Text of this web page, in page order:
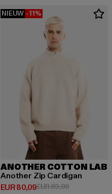
NIEUW -11%
ANOTHER COTTON LAB
Another Zip Cardigan
EUR 80,09
Huidige prijs: EUR 80,09
EUR 89,99Actieprijs: